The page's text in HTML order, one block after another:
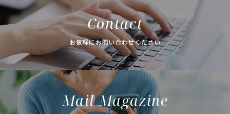
Contact
お気軽にお問い合わせください
Mail Magazine